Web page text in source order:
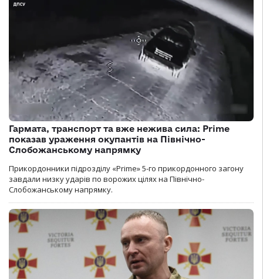
Гармата, транспорт та вже нежива сила: Prime
показав ураження окупантів на Північно-
Слобожанському напрямку
Прикордонники підрозділу «Prime» 5-го прикордонного загону
завдали низку ударів по ворожих цілях на Північно-
Слобожанському напрямку.